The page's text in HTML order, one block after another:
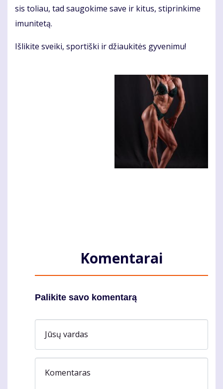
sis to­liau, tad sau­go­ki­me sa­ve ir ki­tus, stip­rin­ki­me
imu­ni­te­tą.
Iš­li­ki­te svei­ki, spor­tiš­ki ir džiau­ki­tės gy­ve­ni­mu!
Komentarai
Palikite savo komentarą
Jūsų vardas
Komentaras